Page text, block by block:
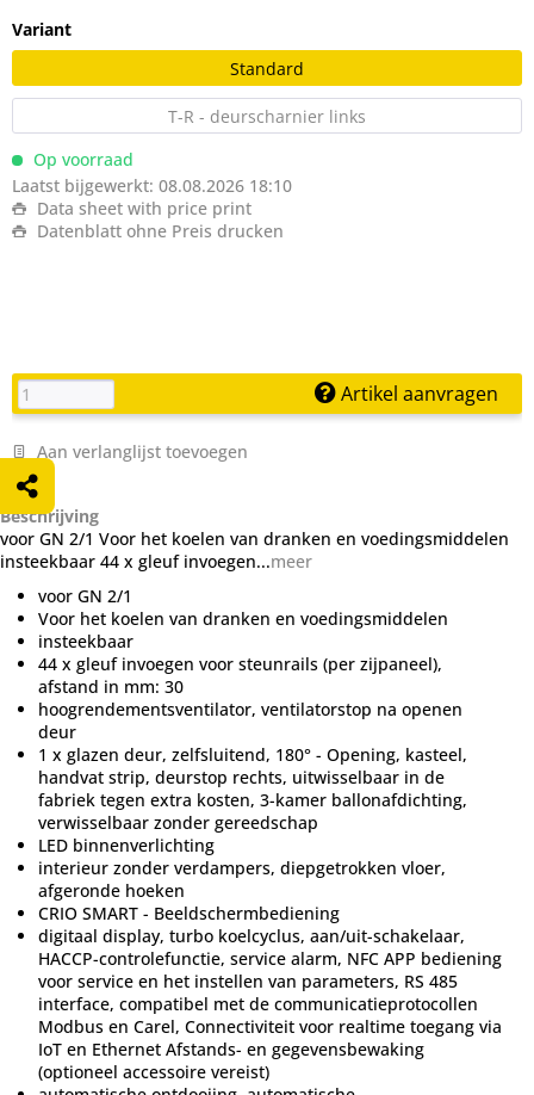
Variant
Standard
T-R - deurscharnier links
Op voorraad
Laatst bijgewerkt: 08.08.2026 18:10
Data sheet with price print
Datenblatt ohne Preis drucken
Artikel aanvragen
Aan verlanglijst toevoegen
Beschrijving
voor GN 2/1 Voor het koelen van dranken en voedingsmiddelen
insteekbaar 44 x gleuf invoegen...meer
voor GN 2/1
Voor het koelen van dranken en voedingsmiddelen
insteekbaar
44 x gleuf invoegen voor steunrails (per zijpaneel),
afstand in mm: 30
hoogrendementsventilator, ventilatorstop na openen
deur
1 x glazen deur, zelfsluitend, 180° - Opening, kasteel,
handvat strip, deurstop rechts, uitwisselbaar in de
fabriek tegen extra kosten, 3-kamer ballonafdichting,
verwisselbaar zonder gereedschap
LED binnenverlichting
interieur zonder verdampers, diepgetrokken vloer,
afgeronde hoeken
CRIO SMART - Beeldschermbediening
digitaal display, turbo koelcyclus, aan/uit-schakelaar,
HACCP-controlefunctie, service alarm, NFC APP bediening
voor service en het instellen van parameters, RS 485
interface, compatibel met de communicatieprotocollen
Modbus en Carel, Connectiviteit voor realtime toegang via
IoT en Ethernet Afstands- en gegevensbewaking
(optioneel accessoire vereist)